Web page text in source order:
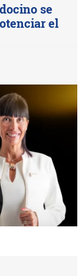
se
el